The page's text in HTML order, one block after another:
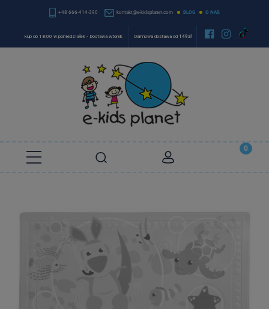
+48 666-414-390 kontakt@e-kidsplanet.com BLOG O NAS
kup do 18:00 w poniedziałek - Dostawa wtorek Darmowa dostawa od 149zł  